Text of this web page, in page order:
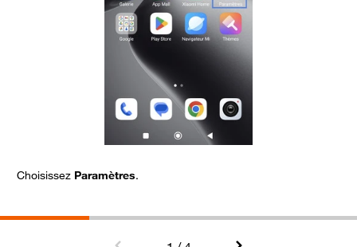
Choisissez Paramètres.